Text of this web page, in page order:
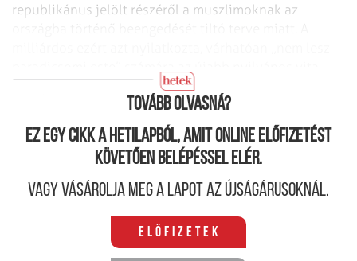
republikánus jelölt részéről a muszlimoknak az
amelyet lapzártánk előtt tartottak.
Tovább olvasná?
Ez egy cikk a hetilapból, amit online előfizetést
követően belépéssel elér.
Vagy vásárolja meg a lapot az újságárusoknál.
Előfizetek